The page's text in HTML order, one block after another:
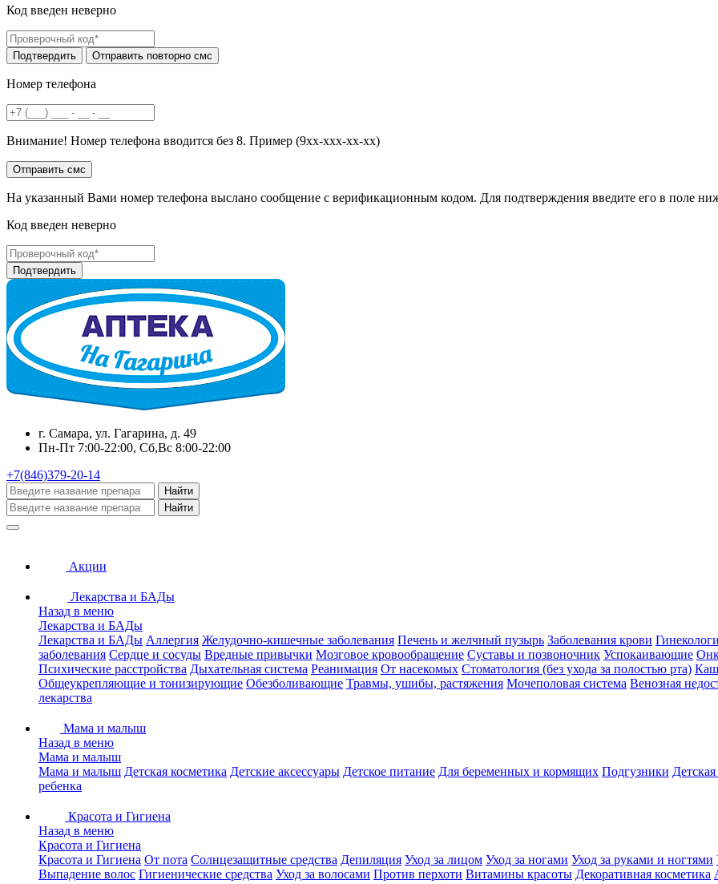
Код введен неверно
Номер телефона
Внимание! Номер телефона вводится без 8. Пример (9хх-ххх-хх-хх)
На указанный Вами номер телефона выслано сообщение с верификационным кодом. Для подтверждения введите его в поле
Код введен неверно
г. Самара, ул. Гагарина, д. 49
Пн-Пт 7:00-22:00, Сб,Вс 8:00-22:00
+7(846)379-20-14
Найти
Найти
Акции
Лекарства и БАДы
Назад в меню
Лекарства и БАДы
Лекарства и БАДы Аллергия Желудочно-кишечные заболевания Печень и желчный пузырь Заболевания крови
заболевания Сердце и сосуды Вредные привычки Мозговое кровообращение Суставы и позвоночник Успокаивающие
Психические расстройства Дыхательная система Реанимация От насекомых Стоматология (без ухода за полостью рта)
Общеукрепляющие и тонизирующие Обезболивающие Травмы, ушибы, растяжения Мочеполовая система Венозная
лекарства
Мама и малыш
Назад в меню
Мама и малыш
Мама и малыш Детская косметика Детские аксессуары Детское питание Для беременных и кормящих Подгузники
ребенка
Красота и Гигиена
Назад в меню
Красота и Гигиена
Красота и Гигиена От пота Солнцезащитные средства Депиляция Уход за лицом Уход за ногами Уход за руками и ногтями
Выпадение волос Гигиенические средства Уход за волосами Против перхоти Витамины красоты Декоративная косметика